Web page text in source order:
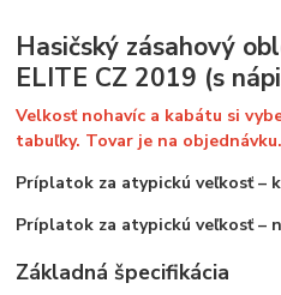
Hasičský zásahový
ELITE CZ 2019 (s
Velkosť nohavíc a kabátu si
tabuľky. Tovar je na objednávku.
Príplatok za atypickú veľkosť –
Príplatok za atypickú veľkosť –
Základná špecifikácia